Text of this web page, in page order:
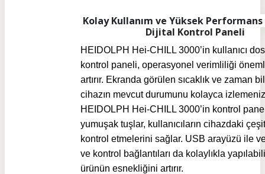
Kolay Kullanım ve Yüksek Performans
Dijital Kontrol Paneli
HEIDOLPH Hei-CHILL 3000’in kullanıcı
kontrol paneli, operasyonel verimliliği
artırır. Ekranda görülen sıcaklık ve zaman
cihazın mevcut durumunu kolayca
HEIDOLPH Hei-CHILL 3000’in kontrol
yumuşak tuşlar, kullanıcıların cihazdaki
kontrol etmelerini sağlar. USB arayüzü ile
ve kontrol bağlantıları da kolaylıkla
ürünün esnekliğini artırır.